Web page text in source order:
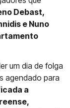
Debast,
e Nuno
um dia de folga
agendado para
a